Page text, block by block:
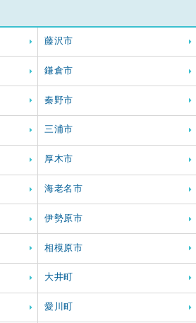
藤沢市
鎌倉市
秦野市
三浦市
厚木市
海老名市
伊勢原市
相模原市
大井町
愛川町